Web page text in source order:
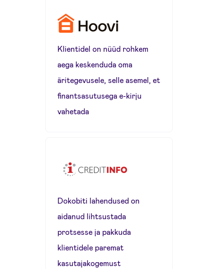
Klientidel on nüüd rohkem
aega keskenduda oma
äritegevusele, selle asemel, et
finantsasutusega e-kirju
vahetada
Dokobiti lahendused on
aidanud lihtsustada
protsesse ja pakkuda
klientidele paremat
kasutajakogemust